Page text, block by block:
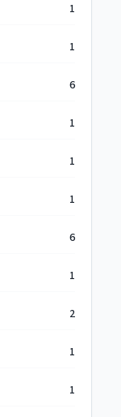
1
1
6
1
1
1
6
1
2
1
1